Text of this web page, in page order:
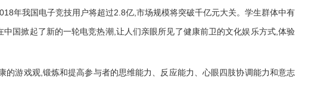
年我国电子竞技用户将超过2.8亿,市场规模将突破千亿元大关。学生群体中有
国掀起了新的一轮电竞热潮,让人们亲眼所见了健康前卫的文化娱乐方式,体验
游戏观,锻炼和提高参与者的思维能力、反应能力、心眼四肢协调能力和意志